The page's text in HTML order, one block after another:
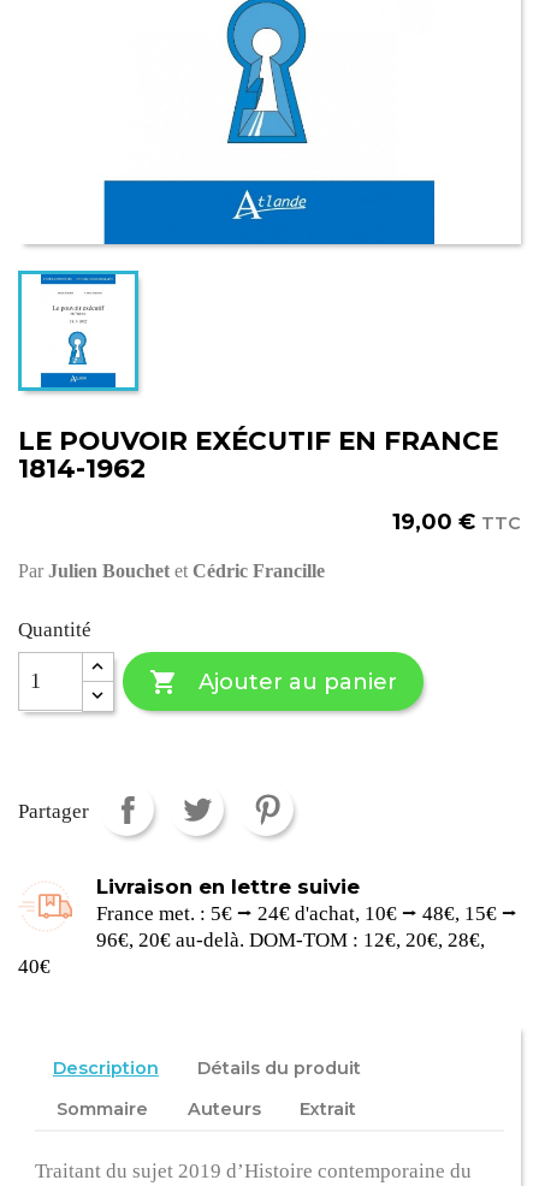
LE POUVOIR EXÉCUTIF EN FRANCE
1814-1962
19,00 € TTC
ParJulien Bouchet et Cédric Francille
Quantité
 Ajouter au panier
Partager
Livraison en lettre suivie
France met. : 5€ ⭢ 24€ d'achat, 10€ ⭢ 48€, 15€ ⭢
96€, 20€ au-delà. DOM-TOM : 12€, 20€, 28€,
40€
Description
Détails du produit
Sommaire
Auteurs Extrait
Traitant du sujet 2019 d’Histoire contemporaine du